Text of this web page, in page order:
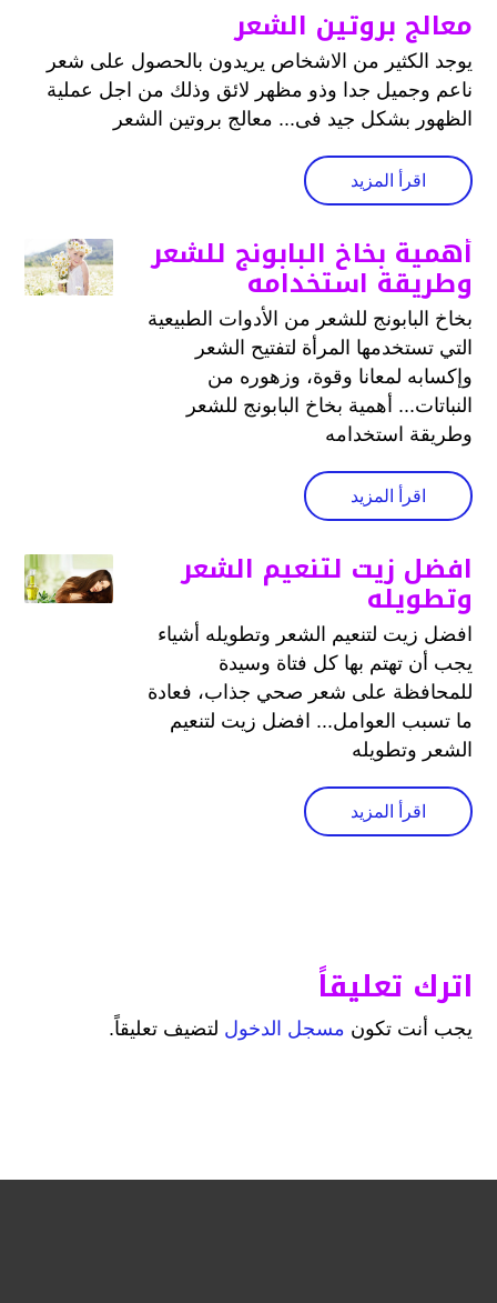
معالج بروتين الشعر
يوجد الكثير من الاشخاص يريدون بالحصول على شعر
ناعم وجميل جدا وذو مظهر لائق وذلك من اجل عملية
الظهور بشكل جيد فى... معالج بروتين الشعر
اقرأ المزيد
أهمية بخاخ البابونج للشعر
وطريقة استخدامه
بخاخ البابونج للشعر من الأدوات الطبيعية
التي تستخدمها المرأة لتفتيح الشعر
وإكسابه لمعانا وقوة، وزهوره من
النباتات... أهمية بخاخ البابونج للشعر
وطريقة استخدامه
اقرأ المزيد
افضل زيت لتنعيم الشعر
وتطويله
افضل زيت لتنعيم الشعر وتطويله أشياء
يجب أن تهتم بها كل فتاة وسيدة
للمحافظة على شعر صحي جذاب، فعادة
ما تسبب العوامل... افضل زيت لتنعيم
الشعر وتطويله
اقرأ المزيد
اترك تعليقاً
يجب أنت تكون مسجل الدخول لتضيف تعليقاً.